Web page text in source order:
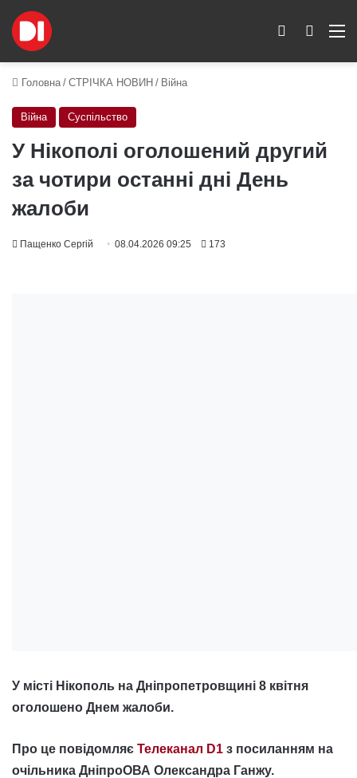
Пошук
Switch skin
Головна / СТРІЧКА НОВИН / Війна
Війна Суспільство
У Нікополі оголошений другий
за чотири останні дні День
жалоби
Пащенко Сергій 08.04.2026 09:25 173
У місті Нікополь на Дніпропетровщині 8 квітня
оголошено Днем жалоби.
Про це повідомляє Телеканал D1 з посиланням на
очільника ДніпроОВА Олександра Ганжу.